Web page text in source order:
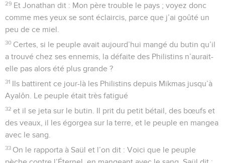
29 Et Jonathan dit : Mon père trouble le pays ; voyez donc
comme mes yeux se sont éclaircis, parce que j’ai goûté un
peu de ce miel.
30 Certes, si le peuple avait aujourd’hui mangé du butin qu’il
a trouvé chez ses ennemis, la défaite des Philistins n’aurait-
elle pas alors été plus grande ?
31 Ils battirent ce jour-là les Philistins depuis Mikmas jusqu’à
Ayalôn. Le peuple était très fatigué
32 et il se jeta sur le butin. Il prit du petit bétail, des bœufs et
des veaux, il les égorgea sur la terre, et le peuple en mangea
avec le sang.
33 On le rapporta à Saül et l’on dit : Voici que le peuple